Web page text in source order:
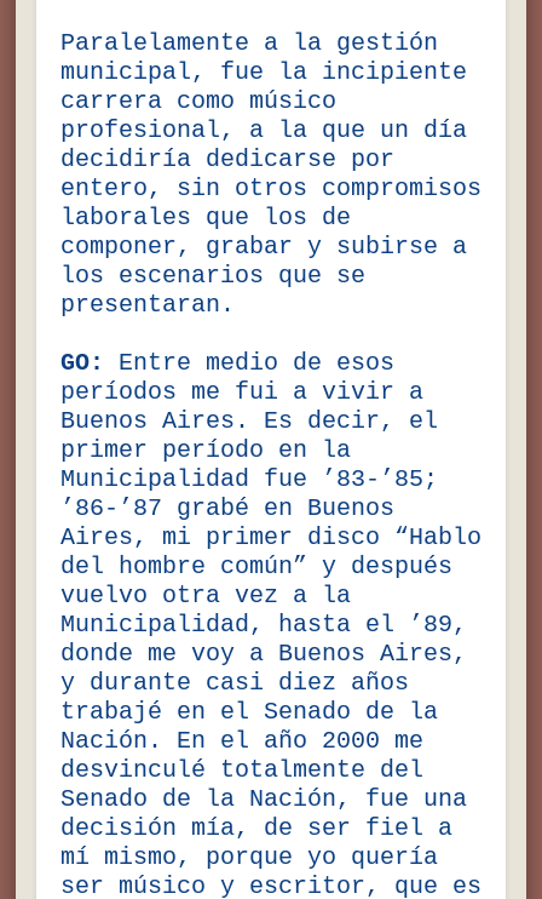
Paralelamente a la gestión
municipal, fue la incipiente
carrera como músico
profesional, a la que un día
decidiría dedicarse por
entero, sin otros compromisos
laborales que los de
componer, grabar y subirse a
los escenarios que se
presentaran.
GO:
Entre medio de esos
períodos me fui a vivir a
Buenos Aires. Es decir, el
primer período en la
Municipalidad fue ’83-’85;
’86-’87 grabé en Buenos
Aires, mi primer disco “Hablo
del hombre común” y después
vuelvo otra vez a la
Municipalidad, hasta el ’89,
donde me voy a Buenos Aires,
y durante casi diez años
trabajé en el Senado de la
Nación. En el año 2000 me
desvinculé totalmente del
Senado de la Nación, fue una
decisión mía, de ser fiel a
mí mismo, porque yo quería
ser músico y escritor, que es